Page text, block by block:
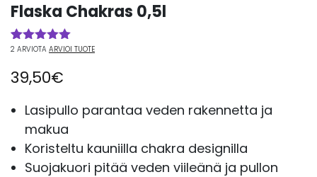
Flaska Chakras 0,5l
Arvio5.00
perustuen
2
asiakkaan
2 ARVIOTA ARVIOI TUOTE
39,50€
Lasipullo parantaa veden rakennetta ja
makua
Koristeltu kauniilla chakra designilla
Suojakuori pitää veden viileänä ja pullon